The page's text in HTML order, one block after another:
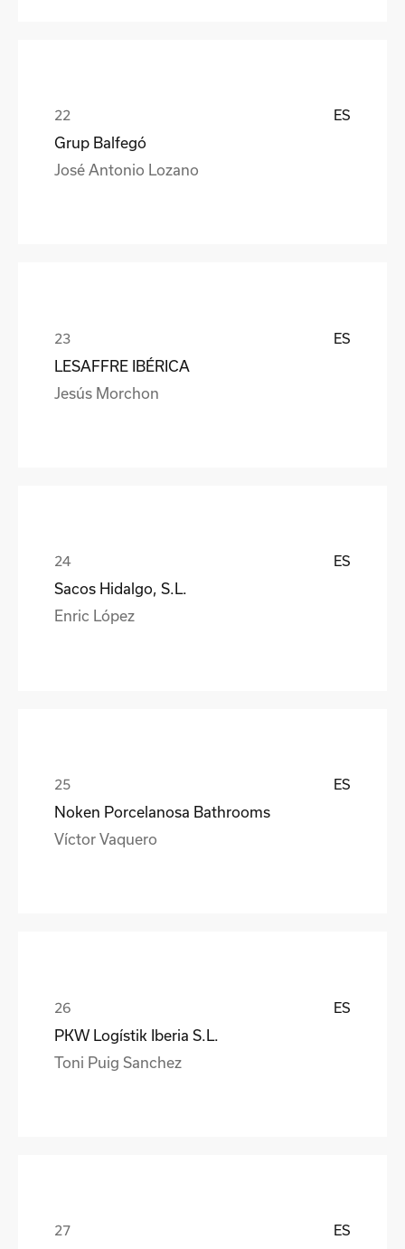
ES
Grup Balfegó
José Antonio Lozano
ES
LESAFFRE IBÉRICA
Jesús Morchon
ES
Sacos Hidalgo, S.L.
Enric López
ES
Noken Porcelanosa Bathrooms
Víctor Vaquero
ES
PKW Logístik Iberia S.L.
Toni Puig Sanchez
ES